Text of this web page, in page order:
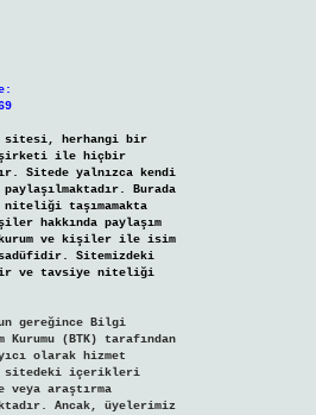
sitesi, herhangi bir
şirketi ile hiçbir
Sitede yalnızca kendi
paylaşılmaktadır. Burada
taşımamakta
hakkında paylaşım
kurum ve kişiler ile isim
Sitemizdeki
ve tavsiye niteliği
gereğince Bilgi
(BTK) tarafından
olarak hizmet
sitedeki içerikleri
veya araştırma
Ancak, üyelerimiz